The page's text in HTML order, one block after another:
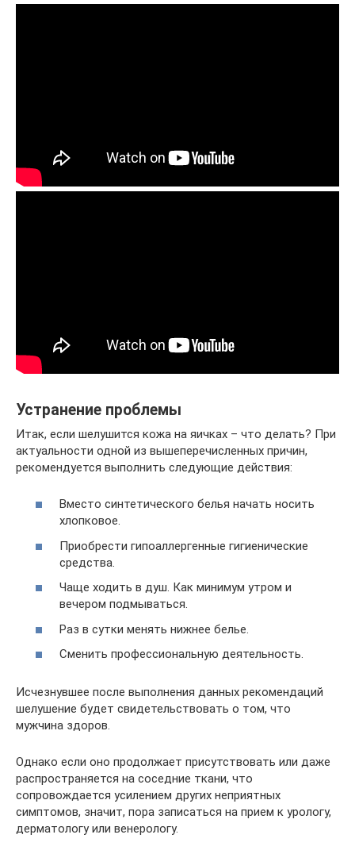
Устранение проблемы
Итак, если шелушится кожа на яичках – что делать? При
актуальности одной из вышеперечисленных причин,
рекомендуется выполнить следующие действия:
Вместо синтетического белья начать носить
хлопковое.
Приобрести гипоаллергенные гигиенические
средства.
Чаще ходить в душ. Как минимум утром и
вечером подмываться.
Раз в сутки менять нижнее белье.
Сменить профессиональную деятельность.
Исчезнувшее после выполнения данных рекомендаций
шелушение будет свидетельствовать о том, что
мужчина здоров.
Однако если оно продолжает присутствовать или даже
распространяется на соседние ткани, что
сопровождается усилением других неприятных
симптомов, значит, пора записаться на прием к урологу,
дерматологу или венерологу.